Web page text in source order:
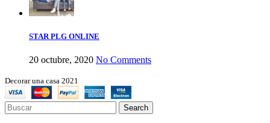
STAR PLG ONLINE
20 octubre, 2020 No Comments
Decorar una casa 2021
Search